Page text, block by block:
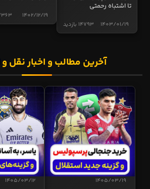
تا اشتباه رحمتی
14793 بازدید 1403/01/19
7363 1402/12/19
آخرین مطالب و اخبار نقل و
1405/03/19
1405/03/12